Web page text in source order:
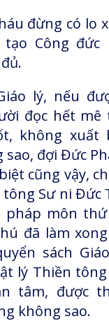
đừng có lo
Công đức
lý, nếu
đọc hết mê
không xuất
sao, đợi Đức
cũng vậy,
Sư ni Đức
pháp môn
đã làm
sách
lý Thiền
tâm, được
không sao.